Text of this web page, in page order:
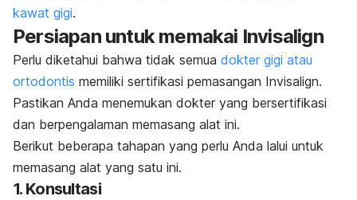
kawat gigi.
Persiapan untuk memakai Invisalign
Perlu diketahui bahwa tidak semua dokter gigi atau
ortodontis memiliki sertifikasi pemasangan Invisalign.
Pastikan Anda menemukan dokter yang bersertifikasi
dan berpengalaman memasang alat ini.
Berikut beberapa tahapan yang perlu Anda lalui untuk
memasang alat yang satu ini.
1. Konsultasi